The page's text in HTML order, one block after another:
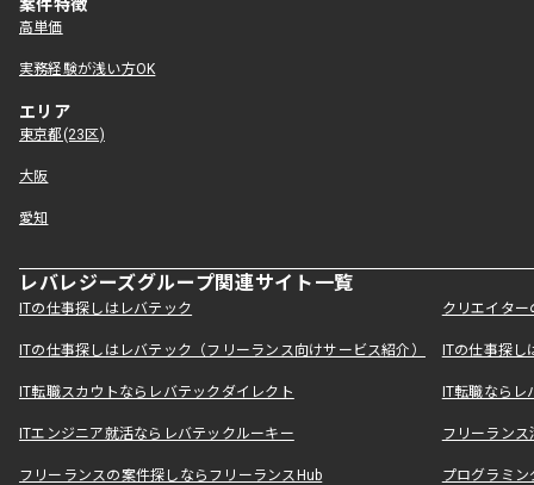
案件特徴
高単価
実務経験が浅い方OK
エリア
東京都(23区)
大阪
愛知
レバレジーズグループ関連サイト一覧
ITの仕事探しはレバテック クリエイタ
ITの仕事探しはレバテック（フリーランス向けサービス紹介） ITの仕事探
IT転職スカウトならレバテックダイレクト IT転職なら
ITエンジニア就活ならレバテックルーキー フリーラン
フリーランスの案件探しならフリーランスHub プログラミ